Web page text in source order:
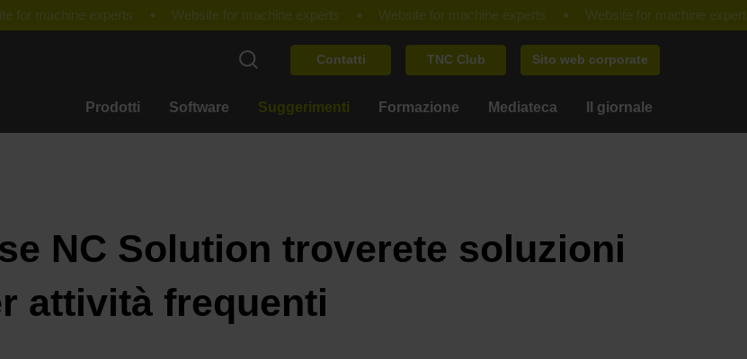
Contatti TNC Club Sito web corporate
Prodotti Software Suggerimenti Formazione Mediateca Il giornale
NC Solution troverete soluzioni
attività frequenti